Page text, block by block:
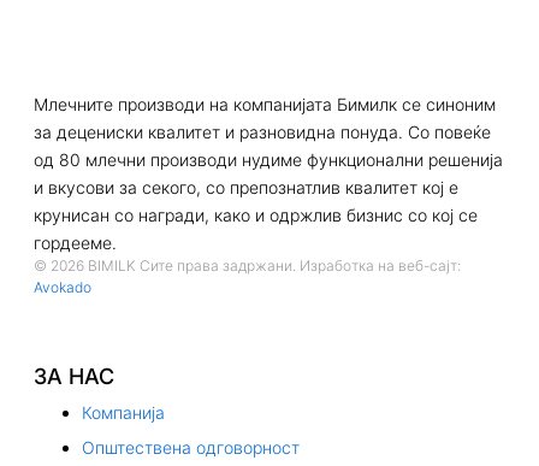
Млечните производи на компанијата Бимилк се синоним
за децениски квалитет и разновидна понуда. Со повеќе
од 80 млечни производи нудиме функционални решенија
и вкусови за секого, со препознатлив квалитет кој е
крунисан со награди, како и одржлив бизнис со кој се
гордееме.
© 2026 BIMILK Сите права задржани. Изработка на веб-сајт:
Avokado
ЗА НАС
Компанија
Општествена одговорност